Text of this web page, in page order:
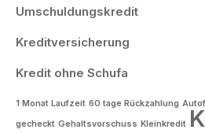
Umschuldungskredit
Kreditversicherung
Kredit ohne Schufa
1 Monat Laufzeit 60 tage Rückzahlung
gecheckt Gehaltsvorschuss Kleinkredit